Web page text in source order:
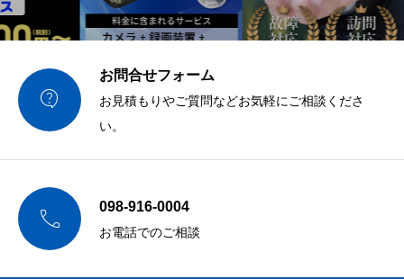

お問合せフォーム
お見積もりやご質問などお気軽にご相談くださ
い。
 098-916-0004
お電話でのご相談